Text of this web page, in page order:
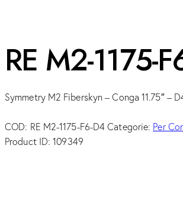
RE M2-1175-
Symmetry M2 Fiberskyn – Conga 11.75″ –
COD: RE M2-1175-F6-D4 Categorie: Per
Product ID:109349